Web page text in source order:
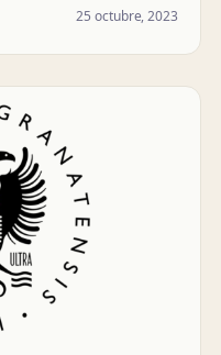
25 octubre, 2023